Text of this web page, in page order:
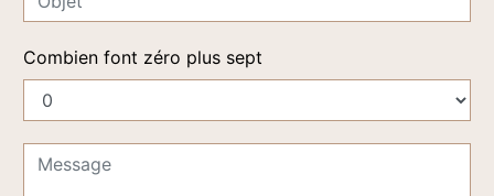
Combien font zéro plus sept